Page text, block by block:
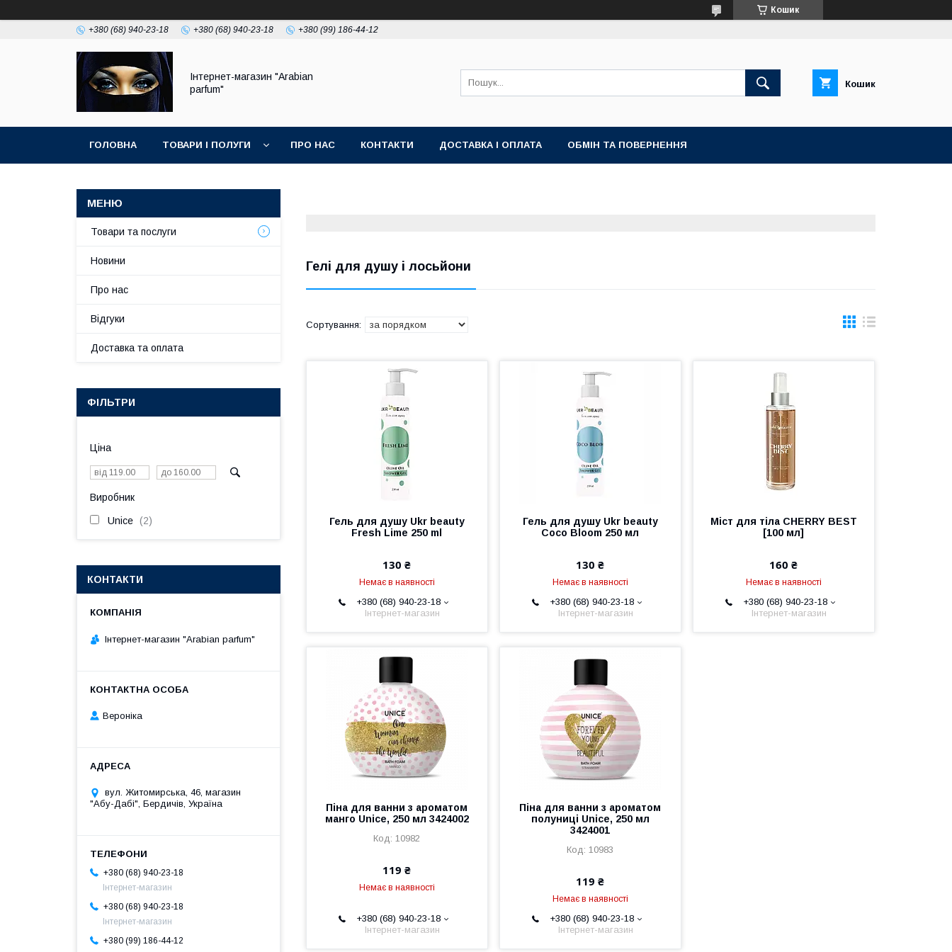
Кошик
+380 (68) 940-23-18 +380 (68) 940-23-18 +380 (99) 186-44-12
Інтернет-магазин "Arabian
parfum"
Кошик
ГОЛОВНА ТОВАРИ І ПОЛУГИ ПРО НАС КОНТАКТИ ДОСТАВКА І ОПЛАТА ОБМІН ТА ПОВЕРНЕННЯ
Гелі для душу і лосьйони
Гель для душу Ukr beauty
Fresh Lime 250 ml
130 ₴
Немає в наявності
+380 (68) 940-23-18
Інтернет-магазин
Гель для душу Ukr beauty
Coco Bloom 250 мл
130 ₴
Немає в наявності
+380 (68) 940-23-18
Інтернет-магазин
Міст для тіла CHERRY BEST
[100 мл]
160 ₴
Немає в наявності
+380 (68) 940-23-18
Інтернет-магазин
Піна для ванни з ароматом
манго Unice, 250 мл 3424002
10982
119 ₴
Немає в наявності
+380 (68) 940-23-18
Інтернет-магазин
Піна для ванни з ароматом
полуниці Unice, 250 мл
3424001
10983
119 ₴
Немає в наявності
+380 (68) 940-23-18
Інтернет-магазин
Товари та послуги
Новини
Про нас
Відгуки
Доставка та оплата
ФІЛЬТРИ
Ціна
Виробник
Unice 2
КОНТАКТИ
Інтернет-магазин "Arabian parfum"
Вероніка
вул. Житомирська, 46, магазин
"Абу-Дабі", Бердичів, Україна
+380 (68) 940-23-18
Інтернет-магазин
+380 (68) 940-23-18
Інтернет-магазин
+380 (99) 186-44-12